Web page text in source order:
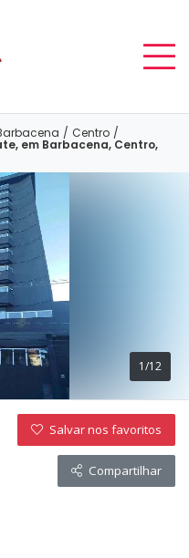
/ Centro /
em Barbacena, Centro,
1/12
Salvar nos favoritos
Compartilhar